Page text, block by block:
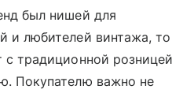
был нишей для
и любителей винтажа, то
с традиционной розницей
Покупателю важно не